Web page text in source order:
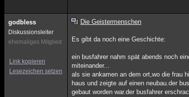
godbless
Diskussionsleiter
ehemaliges Mitglied
Link kopieren
Lesezeichen setzen
Die Geistermenschen
Es gibt da noch eine Geschichte:
ein busfahrer nahm spät abends noch
miteinander...
als sie ankamen an dem ort,wo die frau
haus und zeigte auf einen neubau.der
gebaut worden war.der busfahrer